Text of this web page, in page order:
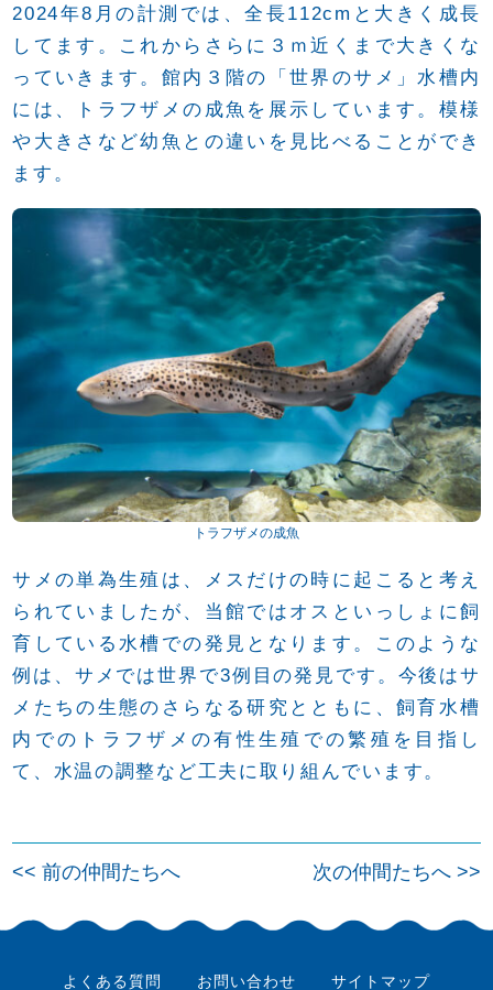
2024年8月の計測では、全長112cmと大きく成長
してます。これからさらに３ｍ近くまで大きくな
っていきます。館内３階の「世界のサメ」水槽内
には、トラフザメの成魚を展示しています。模様
や大きさなど幼魚との違いを見比べることができ
ます。
トラフザメの成魚
サメの単為生殖は、メスだけの時に起こると考え
られていましたが、当館ではオスといっしょに飼
育している水槽での発見となります。このような
例は、サメでは世界で3例目の発見です。今後はサ
メたちの生態のさらなる研究とともに、飼育水槽
内でのトラフザメの有性生殖での繁殖を目指し
て、水温の調整など工夫に取り組んでいます。
ナ
<< 前の仲間たちへ 次の仲間たちへ >>
よくある質問 お問い合わせ サイトマップ